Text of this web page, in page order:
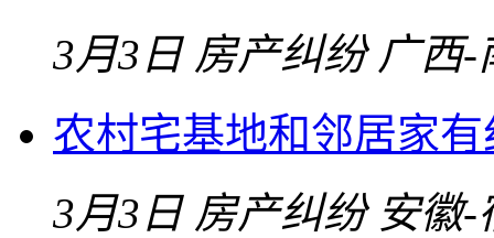
3月3日 房产纠纷 广西-
农村宅基地和邻居家
3月3日 房产纠纷 安徽-